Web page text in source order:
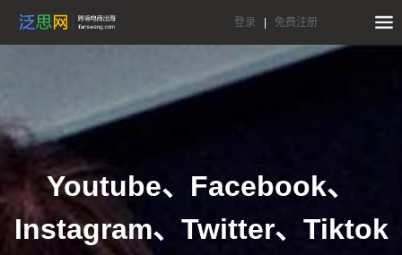
登录 免费注册
Youtube、Facebook、
Instagram、Twitter、Tiktok